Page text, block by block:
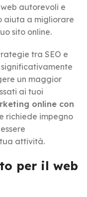
autorevoli e
aiuta a migliorare
sito online.
tra SEO e
un maggior
ai tuoi
online con
richiede impegno
attività.
per il web